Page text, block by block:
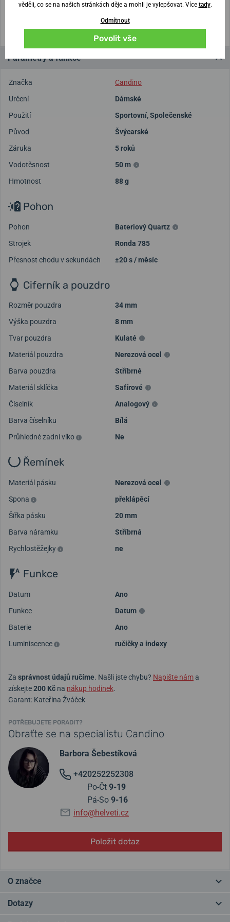
(U tisku nastavte Měřítko: Výchozí)
Parametry a funkce
Značka
Candino
Určení
Dámské
Použití
Sportovní,Společenské
Původ
Švýcarské
Záruka
5 roků
Vodotěsnost
50 m
Hmotnost
88 g
Pohon
Pohon
Bateriový Quartz
Strojek
Ronda 785
Přesnost chodu v sekundách
±20 s / měsíc
Ciferník a pouzdro
Rozměr pouzdra
34 mm
Výška pouzdra
8 mm
Tvar pouzdra
Kulaté
Materiál pouzdra
Nerezová ocel
Barva pouzdra
Stříbrné
Materiál sklíčka
Safírové
Číselník
Analogový
Barva číselníku
Bílá
Průhledné zadní víko
Ne
Řemínek
Materiál pásku
Nerezová ocel
Spona
překlápěcí
Šířka pásku
20 mm
Barva náramku
Stříbrná
Rychlostěžejky
ne
Funkce
Datum
Ano
Funkce
Datum
Baterie
Ano
Luminiscence
ručičky a indexy
Za správnost údajů ručíme. Našli jste chybu? Napište náma
získejte200 Kč na nákup hodinek.
Garant: Kateřina Žváček
POTŘEBUJETE PORADIT?
Obraťte se na specialistu Candino
Barbora Šebestíková
+420252252308
Po-Čt 9-19
Pá-So 9-16
info@helveti.cz
Položit dotaz
O značce
Herbetswil, kde si hodinář Adolf Flury-Hug otevřel dílnu, v níž
Dotazy
věděli, co se na našich stránkách děje a mohli je vylepšovat. Více tady.
Odmítnout
Povolit vše